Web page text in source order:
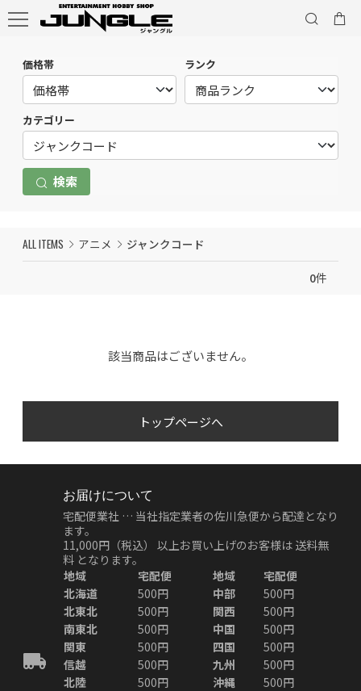
価格帯 ランク
カテゴリー
検索
ALL ITEMS アニメ ジャンクコード
0件
該当商品はございません。
トップページへ
お届けについて
宅配便業社 … 当社指定業者の佐川急便から配達となり
ます。
11,000円（税込）
以上お買い上げのお客様は 送料無
料 となります。
地域
宅配便 地域
宅配便
北海道
500円 中部
500円
北東北
500円 関西
500円
南東北
500円 中国
500円
関東
500円 四国
500円
信越
500円 九州
500円
北陸
500円 沖縄
500円